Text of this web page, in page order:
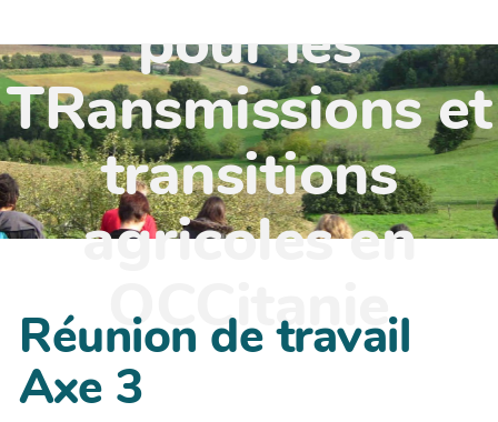
pour les
TRansmissions et
transitions
agricoles en
OCCitanie
Réunion de travail
Axe 3